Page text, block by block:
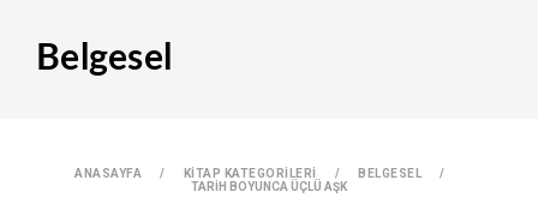
Belgesel
ANASAYFA KİTAP KATEGORİLERİ
BELGESEL
TARİH BOYUNCA ÜÇLÜ AŞK